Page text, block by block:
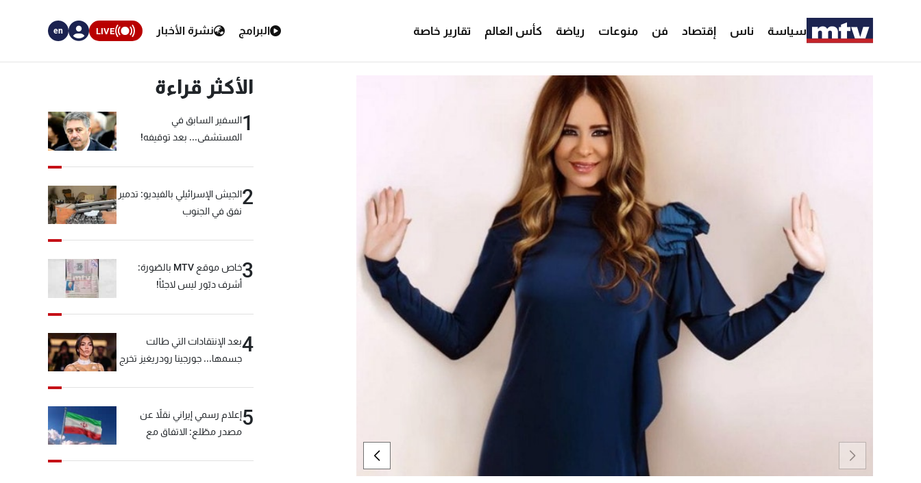
سياسة ناس إقتصاد فن منوعات رياضة كأس العالم تقارير خاصة البرامج نشرة الأخبار LIVE
en
الأكثر قراءة
1السفير السابق في
المستشفى... بعد توقيفه!
2الجيش الإسرائيلي بالفيديو: تدمير
نفق في الجنوب
3
خاص موقع MTV بالصّورة:
أشرف دبّور ليس لاجئاً!
4بعد الإنتقادات التي طالت
جسمها... جورجينا رودريغيز تخرج
5إعلام رسمي إيراني نقلاً عن
مصدر مطّلع: الاتفاق مع